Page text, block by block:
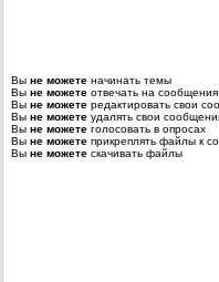
Вы не можете начинать темы
Вы не можете отвечать на сообщения
Вы не можете редактировать свои
Вы не можете удалять свои
Вы не можете голосовать в опросах
Вы не можете прикреплять файлы к
Вы не можете скачивать файлы